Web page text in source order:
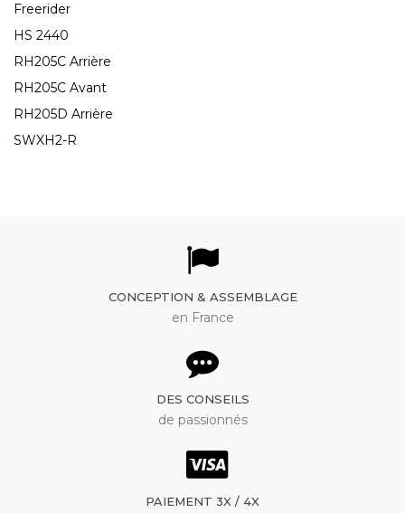
Freerider
HS 2440
RH205C Arrière
RH205C Avant
RH205D Arrière
SWXH2-R
CONCEPTION & ASSEMBLAGE
en France
DES CONSEILS
de passionnés
PAIEMENT 3X / 4X